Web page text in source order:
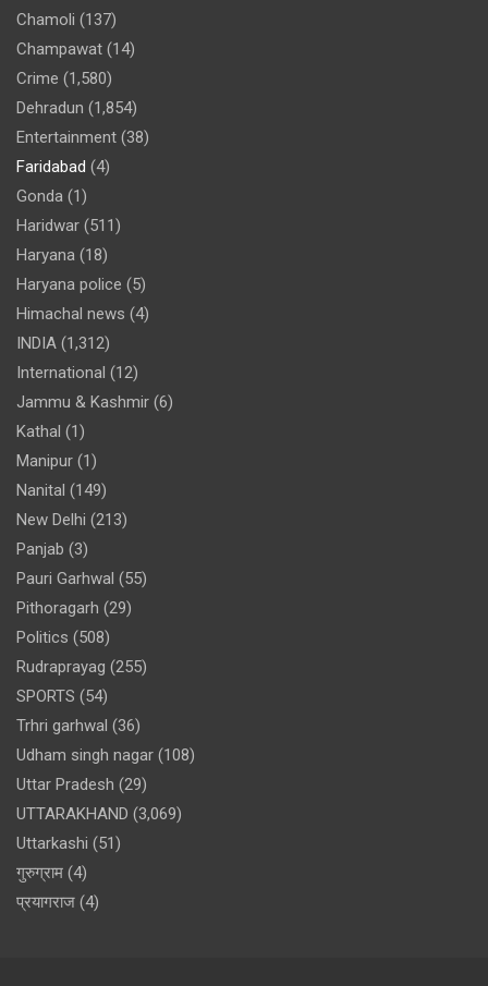
Chamoli (137)
Champawat (14)
Crime (1,580)
Dehradun (1,854)
Entertainment (38)
Faridabad (4)
Gonda (1)
Haridwar (511)
Haryana (18)
Haryana police (5)
Himachal news (4)
INDIA (1,312)
International (12)
Jammu & Kashmir (6)
Kathal (1)
Manipur (1)
Nanital (149)
New Delhi (213)
Panjab (3)
Pauri Garhwal (55)
Pithoragarh (29)
Politics (508)
Rudraprayag (255)
SPORTS (54)
Trhri garhwal (36)
Udham singh nagar (108)
Uttar Pradesh (29)
UTTARAKHAND (3,069)
Uttarkashi (51)
गुरुग्राम (4)
प्रयागराज (4)